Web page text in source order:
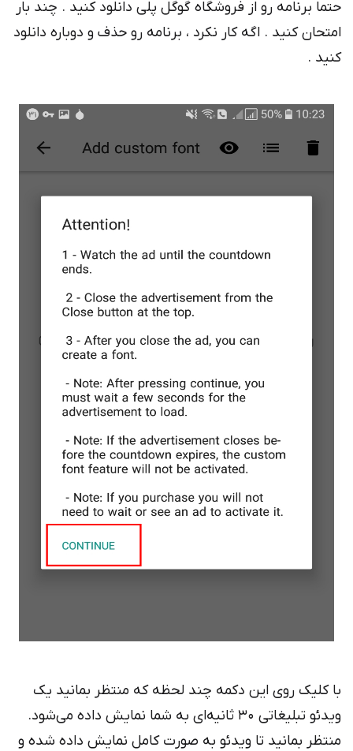
حتما برنامه رو از فروشگاه گوگل پلی دانلود کنید . چند بار
امتحان کنید . اگه کار نکرد ، برنامه رو حذف و دوباره دانلود
کنید .
با کلیک روی این دکمه چند لحظه که منتظر بمانید یک
ویدئو تبلیغاتی 30 ثانیه‌ای به شما نمایش داده می‌شود.
منتظر بمانید تا ویدئو به صورت کامل نمایش داده شده و